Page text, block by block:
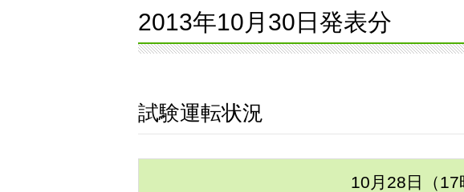
2013年10月30日発表分
試験運転状況
10月28日（17